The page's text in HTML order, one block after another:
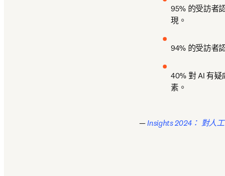
95% 的受訪者
現。
94% 的受訪者
40% 對 AI 有
素。
— Insights 2024： 對人